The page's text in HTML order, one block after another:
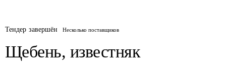
Тендер завершён Несколько поставщиков
Щебень, известняк